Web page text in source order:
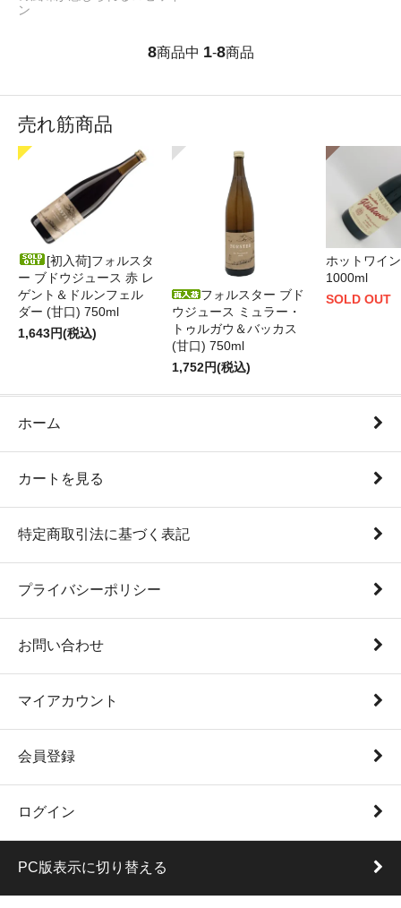
ン
8商品中 1-8商品
売れ筋商品
[初入荷]フォルスタ
ー ブドウジュース 赤 レ
ゲント＆ドルンフェル
ダー (甘口) 750ml
1,643円(税込)
フォルスター ブド
ウジュース ミュラー・
トゥルガウ＆バッカス
(甘口) 750ml
1,752円(税込)
ホットワイ
1000ml
SOLD OUT
ホーム
カートを見る
特定商取引法に基づく表記
プライバシーポリシー
お問い合わせ
マイアカウント
会員登録
ログイン
PC版表示に切り替える